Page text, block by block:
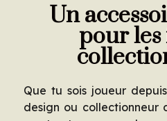
Un
pour les
Que tu sois joueur
design ou collectionneur